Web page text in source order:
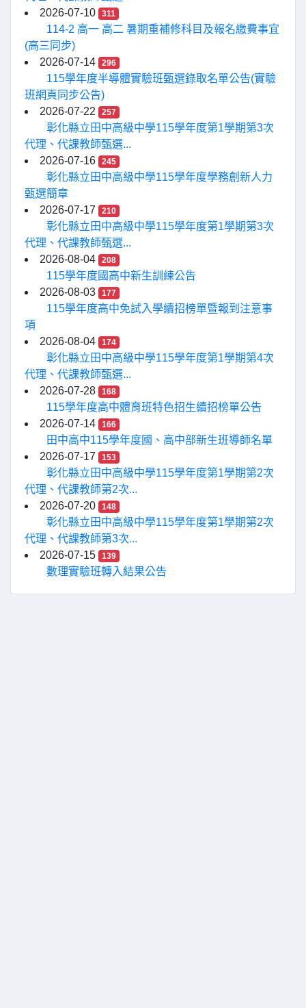
2026-07-10
311
114-2 高一 高二 暑期重補修科目及報名繳費事宜
(高三同步)
2026-07-14
296
115學年度半導體實驗班甄選錄取名單公告(實驗
班網頁同步公告)
2026-07-22
257
彰化縣立田中高級中學115學年度第1學期第3次
代理、代課教師甄選...
2026-07-16
245
彰化縣立田中高級中學115學年度學務創新人力
甄選簡章
2026-07-17
210
彰化縣立田中高級中學115學年度第1學期第3次
代理、代課教師甄選...
2026-08-04
208
115學年度國高中新生訓練公告
2026-08-03
177
115學年度高中免試入學續招榜單暨報到注意事
項
2026-08-04
174
彰化縣立田中高級中學115學年度第1學期第4次
代理、代課教師甄選...
2026-07-28
168
115學年度高中體育班特色招生續招榜單公告
2026-07-14
166
田中高中115學年度國、高中部新生班導師名單
2026-07-17
153
彰化縣立田中高級中學115學年度第1學期第2次
代理、代課教師第2次...
2026-07-20
148
彰化縣立田中高級中學115學年度第1學期第2次
代理、代課教師第3次...
2026-07-15
139
數理實驗班轉入結果公告